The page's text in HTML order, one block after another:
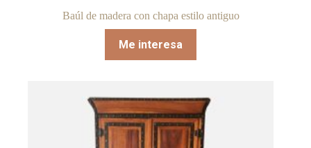
Baúl de madera con chapa estilo antiguo
Me interesa